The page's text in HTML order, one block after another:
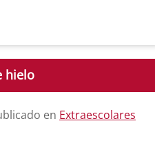
hielo
en Extraescolares